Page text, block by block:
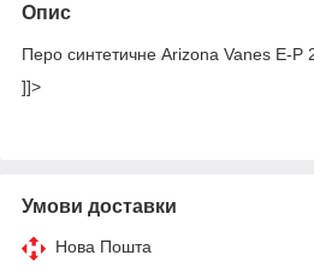
Опис
Перо синтетичне Arizona Vanes E-P
]]>
Умови доставки
Нова Пошта